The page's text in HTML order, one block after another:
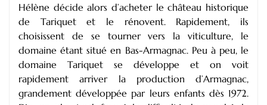
Hélène décide alors d’acheter le château historique
de Tariquet et le rénovent. Rapidement, ils
choisissent de se tourner vers la viticulture, le
domaine étant situé en Bas-Armagnac. Peu à peu, le
domaine Tariquet se développe et on voit
rapidement arriver la production d’Armagnac,
grandement développée par leurs enfants dès 1972.